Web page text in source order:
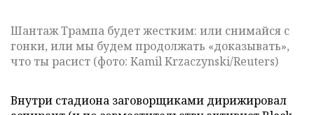
Шантаж Трампа будет жестким: или снимайся с
гонки, или мы будем продолжать «доказывать»,
что ты расист (фото: Kamil Krzaczynski/Reuters)
Внутри стадиона заговорщиками дирижировал